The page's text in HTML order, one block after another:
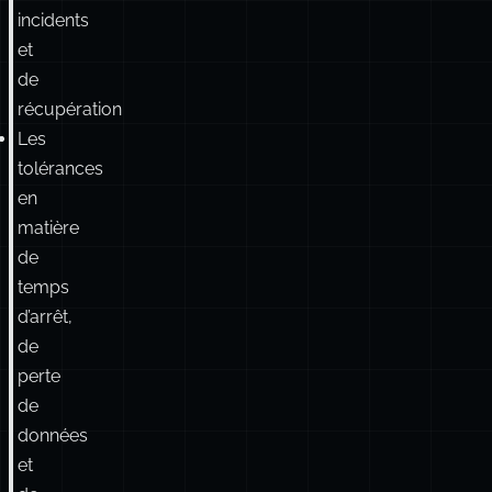
incidents
et
de
récupération
Les
tolérances
en
matière
de
temps
d’arrêt,
de
perte
de
données
et